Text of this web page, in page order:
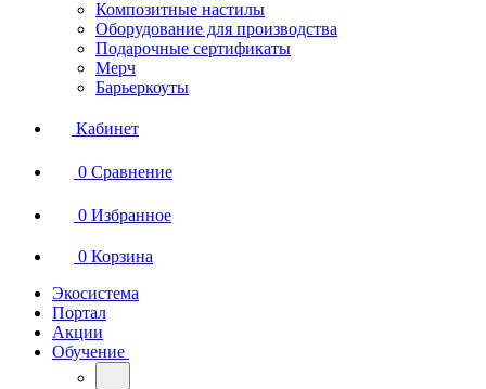
Композитные настилы
Оборудование для производства
Подарочные сертификаты
Мерч
Барьеркоуты
Кабинет
0 Сравнение
0 Избранное
0 Корзина
Экосистема
Портал
Акции
Обучение